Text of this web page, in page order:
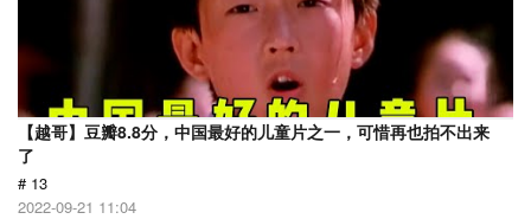
【越哥】豆瓣8.8分，中国最好的儿童片之一，可惜再也拍不出来
了
# 13
2022-09-21 11:04